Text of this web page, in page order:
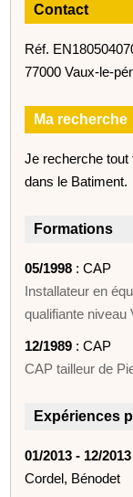
Contact
Réf.
77000 Vaux-le-
Ma recherche
Je recherche tout
dans le Batiment.
Formations
05/1998 : CAP
Installateur en
qualifiante niveau
12/1989 : CAP
CAP tailleur de
Expériences
01/2013 - 12/2013
Cordel, Bénodet